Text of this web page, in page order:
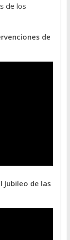
de los
de
Jubileo de las